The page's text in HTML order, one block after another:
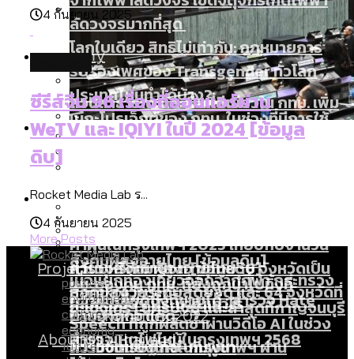
โดยเขตจตุจักรสูงสุด
เมื่อแยกท่องเที่ยวออกจากกีฬา กระทรวง
ใหม่จะมีงบฯ ประมาณเท่าไร
ลัดวงจรมากที่สุด
สวนสาธารณะและพื้นที่สีเขียวใน กทม. เพิ่ม
ขึ้นและเข้าถึงได้มากน้อยแค่ไหน
ขยะมูลฝอย 2568 [ข้อมูลดิบ]
ขยะของคน กทม. ที่ยังถูกนำไปทิ้งที่
ฉะเชิงเทรา นครปฐม และล่าสุดที่กาญจนบุรี
โลกใบเดียว สิทธิไม่เท่ากัน: กฎหมายการ
รับรองเพศของ Transgender ทั่วโลก
ประเทศไหนทำได้บ้าง?
วิดีโอ AI ในช่วงความขัดแย้งไทย-กัมพูชา
[ข้อมูลดิบ]
ความเกลียดชังที่ขายได้ : สำรวจ Hate
Speech ที่ถูกผลิตซ้ำผ่านวิดีโอ AI ในช่วง
ความขัดแย้งไทย-กัมพูชา
Economy
เมกะโปรเจ็กต์ของ กทม. ในช่วงที่มีการใช้
งบคาบเกี่ยวในยุคชัชชาติ มีอะไร ใช้งบแค่
ค่าฝุ่นในกรุงเทพฯ 2025 เทียบกับจำนวน
ควันบุหรี่ที่เข้าปอด [ข้อมูลดิบ]
สำรวจเศรษฐกิจในกรุงเทพฯ ผ่าน
Future
สังคมผู้สูงอายุไทย [ข้อมูลดิบ]
สำรวจสังคมผู้สูงอายุไทย : 6 จังหวัดเป็น
สังคมสูงวัยระดับสุดยอด และ 64 จังหวัดที่
ตายมากกว่าเกิด
Database
สังคมผู้สูงอายุไทย [ข้อมูลดิบ]
สำรวจเหตุไฟไหม้ในกรุงเทพฯ 2568
Project
Bangkok Index
Bangkok Index 2022
DEMO Thailand
About Us
4 กันยายน 2025
ซีรีส์จีน 96 เรื่องที่ออนแอร์ผ่าน
WeTV และ IQIYI ในปี 2024 [ข้อมูล
ดิบ]
Rocket Media Lab ร...
4 กันยายน 2025
More Posts
politics
environment
culture
economy
future